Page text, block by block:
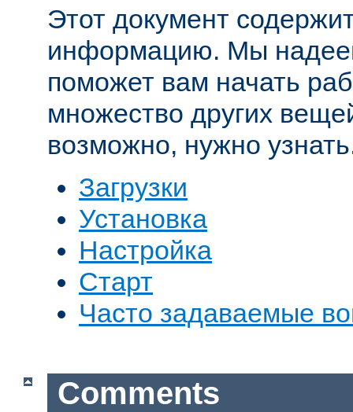
Этот документ
информацию. Мы
поможет вам начать
множество других
возможно, нужно
Загрузки
Установка
Настройка
Старт
Часто задаваемые
Comments